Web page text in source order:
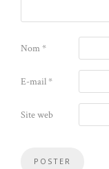
Nom*
E-mail*
Site web